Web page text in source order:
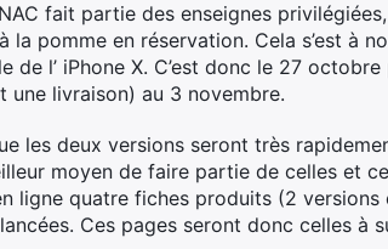
fait partie des enseignes
la pomme en réservation. Cela s’est à
de l’ iPhone X. C’est donc le 27
livraison) au 3 novembre.
les deux versions seront très
moyen de faire partie de celles et
ligne quatre fiches produits (2
Ces pages seront donc celles à